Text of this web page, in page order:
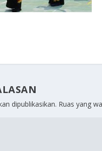
dipublikasikan. Ruas yang